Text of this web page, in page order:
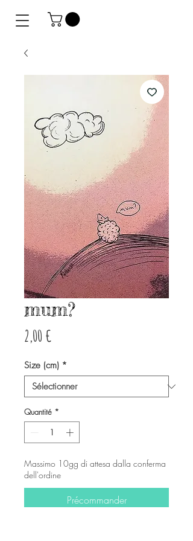
mum?
2,00 €
Size (cm) *
Quantité *
Massimo 10gg di attesa dalla conferma
dell'ordine
Précommander